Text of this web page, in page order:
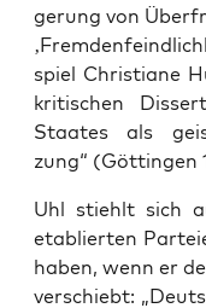
ge­rung von
spiel Chris­tia­ne
kri­ti­schen
Staa­tes als
zung“ (Göt­tin­gen
Uhl stiehlt sich
eta­blier­ten
haben, wenn er
ver­schiebt: